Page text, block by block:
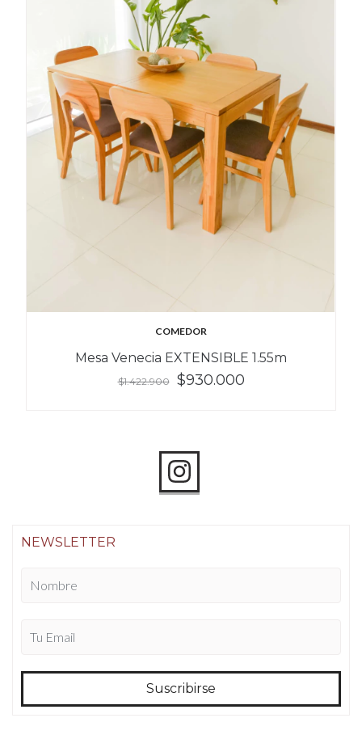
COMEDOR
Mesa Venecia EXTENSIBLE 1.55m
$1.422.900 $930.000
NEWSLETTER